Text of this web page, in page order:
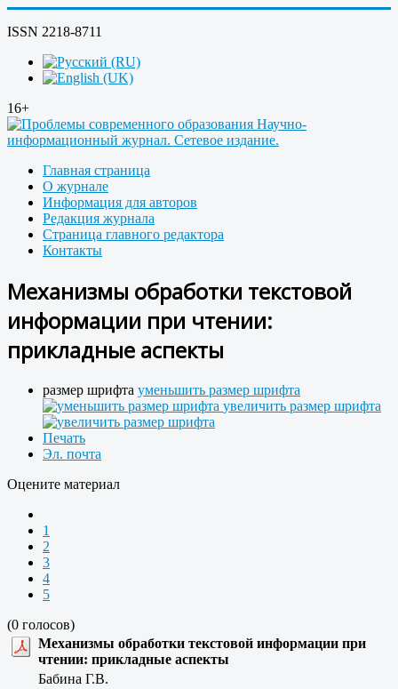
ISSN 2218-8711
16+
Главная страница
О журнале
Информация для авторов
Редакция журнала
Страница главного редактора
Контакты
Механизмы обработки текстовой
информации при чтении:
прикладные аспекты
размер шрифта уменьшить размер шрифта
увеличить размер шрифта
Печать
Эл. почта
Оцените материал
1
2
3
4
5
(0 голосов)
Механизмы обработки текстовой информации при
чтении: прикладные аспекты
Бабина Г.В.